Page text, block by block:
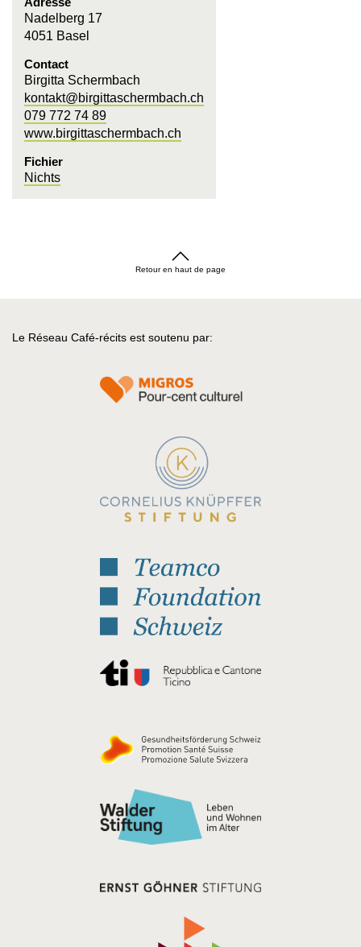
Nadelberg 17
4051 Basel
Contact
Birgitta Schermbach
kontakt@birgittaschermbach.ch
079 772 74 89
www.birgittaschermbach.ch
Fichier
Nichts
Retour en haut de page
Le Réseau Café-récits est soutenu par: